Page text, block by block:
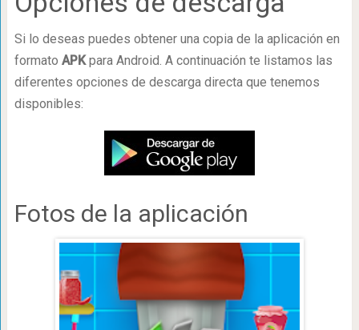
Si lo deseas puedes obtener una copia de la aplicación en
formato APKpara Android. A continuación te listamos las
diferentes opciones de descarga directa que tenemos
disponibles:
Fotos de la aplicación